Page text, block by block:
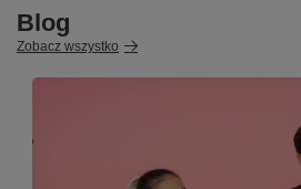
Blog
Zobacz wszystko